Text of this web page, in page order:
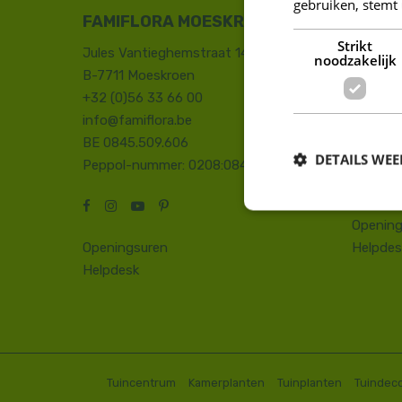
FAMIFLORA MOESKROEN
Jules Vantieghemstraat 14
B-7711 Moeskroen
+32 (0)56 33 66 00
info@famiflora.be
BE 0845.509.606
Peppol-nummer: 0208:0845509606
Openingsuren
Helpdesk
8660
+32
Tuincentrum Kamerplanten Tuinplanten
gebruiken,
Strikt
noodzakelijk
DETAILS